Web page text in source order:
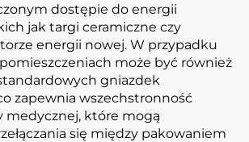
dostępie do energii
jak targi ceramiczne czy
energii nowej. W przypadku
może być również
gniazdek
zapewnia wszechstronność
medycznej, które mogą
się między pakowaniem